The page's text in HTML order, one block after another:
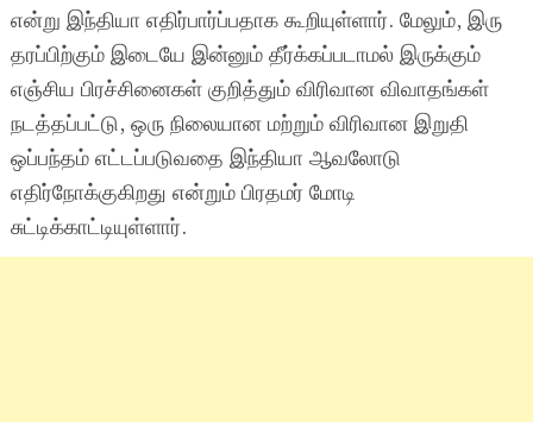
என்று இந்தியா எதிர்பார்ப்பதாக கூறியுள்ளார். மேலும், இரு
தரப்பிற்கும் இடையே இன்னும் தீர்க்கப்படாமல் இருக்கும்
எஞ்சிய பிரச்சினைகள் குறித்தும் விரிவான விவாதங்கள்
நடத்தப்பட்டு, ஒரு நிலையான மற்றும் விரிவான இறுதி
ஒப்பந்தம் எட்டப்படுவதை இந்தியா ஆவலோடு
எதிர்நோக்குகிறது என்றும் பிரதமர் மோடி
சுட்டிக்காட்டியுள்ளார்.